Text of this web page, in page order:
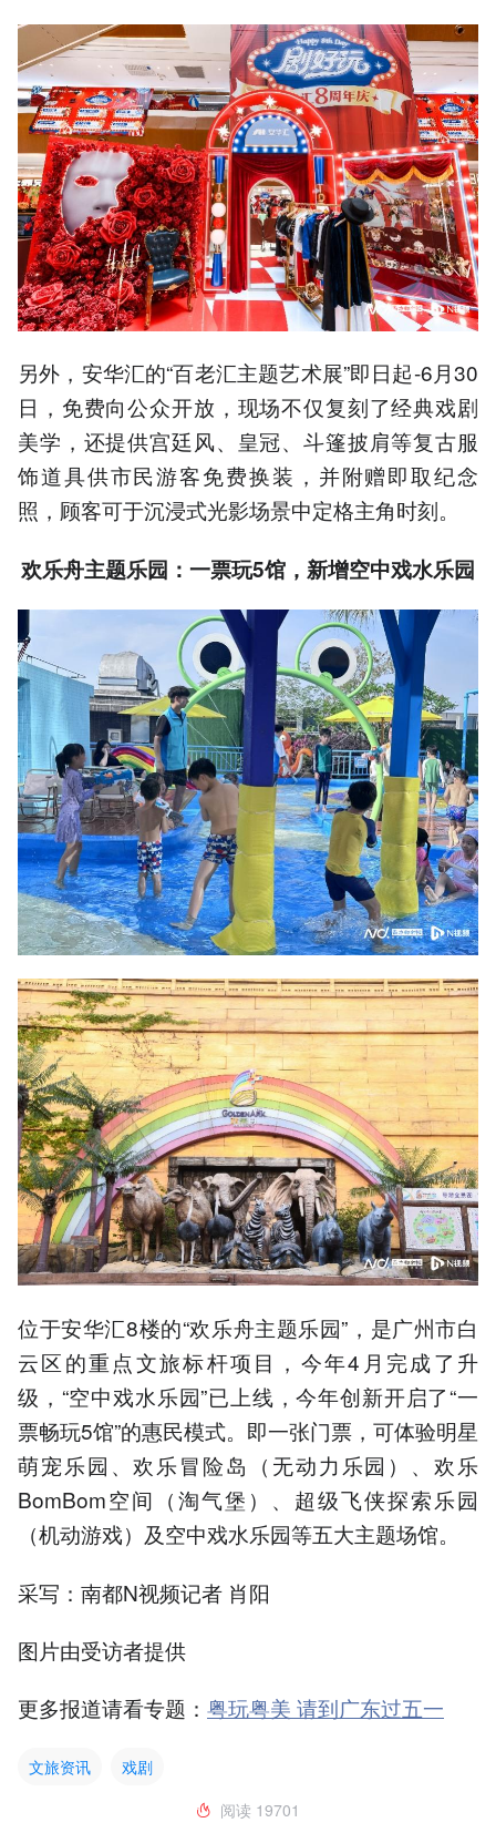
另外，安华汇的“百老汇主题艺术展”即日起-6月30
日，免费向公众开放，现场不仅复刻了经典戏剧
美学，还提供宫廷风、皇冠、斗篷披肩等复古服
饰道具供市民游客免费换装，并附赠即取纪念
照，顾客可于沉浸式光影场景中定格主角时刻。
欢乐舟主题乐园：一票玩5馆，新增空中戏水乐园
位于安华汇8楼的“欢乐舟主题乐园”，是广州市白
云区的重点文旅标杆项目，今年4月完成了升
级，“空中戏水乐园”已上线，今年创新开启了“一
票畅玩5馆”的惠民模式。即一张门票，可体验明星
萌宠乐园、欢乐冒险岛（无动力乐园）、欢乐
BomBom空间（淘气堡）、超级飞侠探索乐园
（机动游戏）及空中戏水乐园等五大主题场馆。
采写：南都N视频记者 肖阳
图片由受访者提供
更多报道请看专题： 粤玩粤美 请到广东过五一
文旅资讯
戏剧
阅读 19701